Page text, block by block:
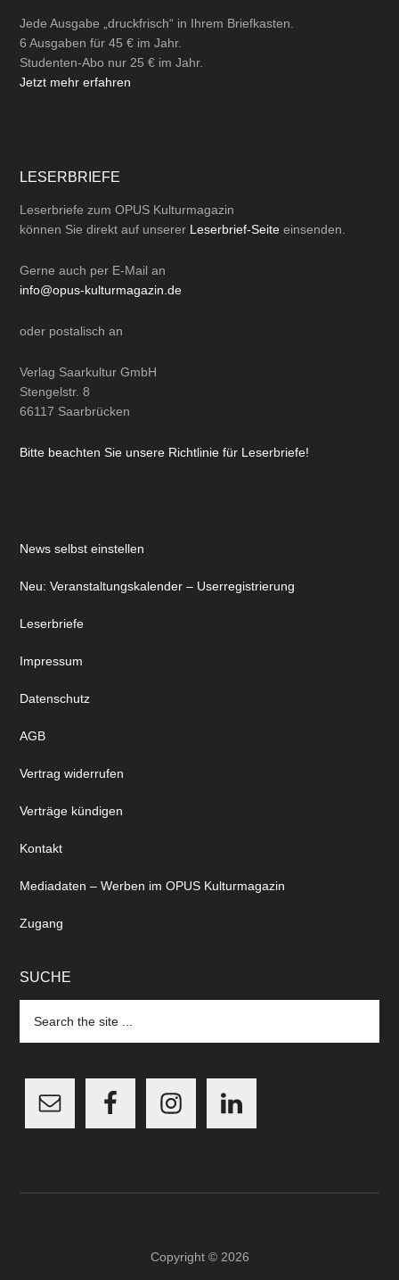
Jede Ausgabe „druckfrisch“ in Ihrem Briefkasten.
6 Ausgaben für 45 € im Jahr.
Studenten-Abo nur 25 € im Jahr.
Jetzt mehr erfahren
LESERBRIEFE
Leserbriefe zum OPUS Kulturmagazin
können Sie direkt auf unserer Leserbrief-Seite einsenden.
Gerne auch per E-Mail an
info@opus-kulturmagazin.de
oder postalisch an
Verlag Saarkultur GmbH
Stengelstr. 8
66117 Saarbrücken
Bitte beachten Sie unsere Richtlinie für Leserbriefe!
News selbst einstellen
Neu: Veranstaltungskalender – Userregistrierung
Leserbriefe
Impressum
Datenschutz
AGB
Vertrag widerrufen
Verträge kündigen
Kontakt
Mediadaten – Werben im OPUS Kulturmagazin
Zugang
SUCHE
the
Copyright © 2026